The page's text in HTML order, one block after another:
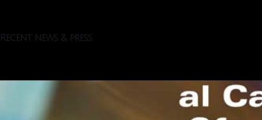
Recent news & press